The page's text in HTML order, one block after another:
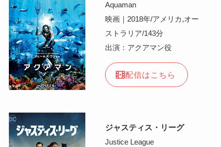
Aquaman
映画｜2018年/アメリカ,オー
ストラリア/143分
出演：アクアマン役
配信はこちら
ジャスティス・リーグ
Justice League